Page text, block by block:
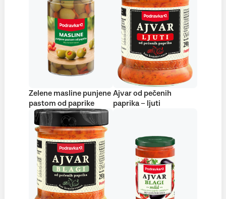
Zelene masline punjene
pastom od paprike
Ajvar od pečenih
paprika – ljuti